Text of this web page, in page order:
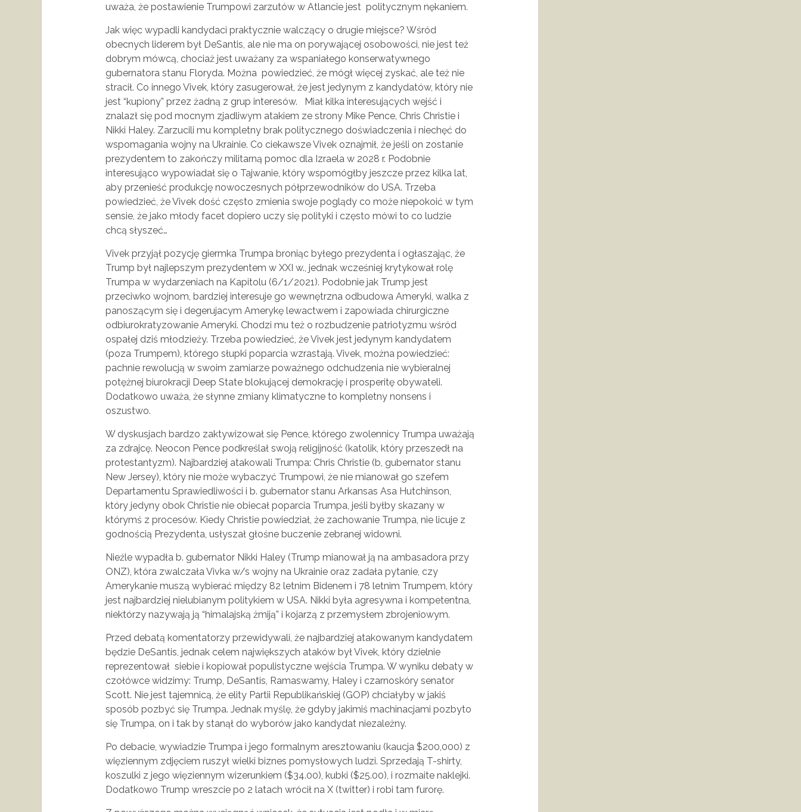
uważa, że postawienie Trumpowi zarzutów w Atlancie jest politycznym nękaniem.
Jak więc wypadli kandydaci praktycznie walczący o drugie miejsce? Wśród
obecnych liderem był DeSantis, ale nie ma on porywającej osobowości, nie jest też
dobrym mówcą, chociaż jest uważany za wspaniałego konserwatywnego
gubernatora stanu Floryda. Można powiedzieć, że mógł więcej zyskać, ale też nie
stracił. Co innego Vivek, który zasugerował, że jest jedynym z kandydatów, który nie
jest “kupiony” przez żadną z grup interesów. Miał kilka interesujących wejść i
znalazł się pod mocnym zjadliwym atakiem ze strony Mike Pence, Chris Christie i
Nikki Haley. Zarzucili mu kompletny brak politycznego doświadczenia i niechęć do
wspomagania wojny na Ukrainie. Co ciekawsze Vivek oznajmił, że jeśli on zostanie
prezydentem to zakończy militarną pomoc dla Izraela w 2028 r. Podobnie
interesująco wypowiadał się o Tajwanie, który wspomógłby jeszcze przez kilka lat,
aby przenieść produkcję nowoczesnych półprzewodników do USA. Trzeba
powiedzieć, że Vivek dość często zmienia swoje poglądy co może niepokoić w tym
sensie, że jako młody facet dopiero uczy się polityki i często mówi to co ludzie
chcą słyszeć…
Vivek przyjął pozycję giermka Trumpa broniąc byłego prezydenta i ogłaszając, że
Trump był najlepszym prezydentem w XXI w., jednak wcześniej krytykował rolę
Trumpa w wydarzeniach na Kapitolu (6/1/2021). Podobnie jak Trump jest
przeciwko wojnom, bardziej interesuje go wewnętrzna odbudowa Ameryki, walka z
panoszącym się i degerujacym Amerykę lewactwem i zapowiada chirurgiczne
odbiurokratyzowanie Ameryki. Chodzi mu też o rozbudzenie patriotyzmu wśród
ospałej dziś młodzieży. Trzeba powiedzieć, że Vivek jest jedynym kandydatem
(poza Trumpem), którego słupki poparcia wzrastają. Vivek, można powiedzieć:
pachnie rewolucją w swoim zamiarze poważnego odchudzenia nie wybieralnej
potężnej biurokracji Deep State blokującej demokrację i prosperitę obywateli.
Dodatkowo uważa, że słynne zmiany klimatyczne to kompletny nonsens i
oszustwo.
W dyskusjach bardzo zaktywizował się Pence, którego zwolennicy Trumpa uważają
za zdrajcę. Neocon Pence podkreślał swoją religijność (katolik, który przeszedł na
protestantyzm). Najbardziej atakowali Trumpa: Chris Christie (b, gubernator stanu
New Jersey), który nie może wybaczyć Trumpowi, że nie mianował go szefem
Departamentu Sprawiedliwości i b. gubernator stanu Arkansas Asa Hutchinson,
który jedyny obok Christie nie obiecał poparcia Trumpa, jeśli byłby skazany w
którymś z procesów. Kiedy Christie powiedział, że zachowanie Trumpa, nie licuje z
godnością Prezydenta, usłyszał głośne buczenie zebranej widowni.
Nieźle wypadła b. gubernator Nikki Haley (Trump mianował ją na ambasadora przy
ONZ), która zwalczała Vivka w/s wojny na Ukrainie oraz zadała pytanie, czy
Amerykanie muszą wybierać między 82 letnim Bidenem i 78 letnim Trumpem, który
jest najbardziej nielubianym politykiem w USA. Nikki była agresywna i kompetentna,
niektórzy nazywają ją “himalajską żmiją” i kojarzą z przemysłem zbrojeniowym.
Przed debatą komentatorzy przewidywali, że najbardziej atakowanym kandydatem
będzie DeSantis, jednak celem największych ataków był Vivek, który dzielnie
reprezentował siebie i kopiował populistyczne wejścia Trumpa. W wyniku debaty w
czołówce widzimy: Trump, DeSantis, Ramaswamy, Haley i czarnoskóry senator
Scott. Nie jest tajemnicą, że elity Partii Republikańskiej (GOP) chciałyby w jakiś
sposób pozbyć się Trumpa. Jednak myślę, że gdyby jakimiś machinacjami pozbyto
się Trumpa, on i tak by stanął do wyborów jako kandydat niezależny.
Po debacie, wywiadzie Trumpa i jego formalnym aresztowaniu (kaucja $200,000) z
więziennym zdjęciem ruszył wielki biznes pomysłowych ludzi. Sprzedają T-shirty,
koszulki z jego więziennym wizerunkiem ($34.00), kubki ($25.00), i rozmaite naklejki.
Dodatkowo Trump wreszcie po 2 latach wrócił na X (twitter) i robi tam furorę.